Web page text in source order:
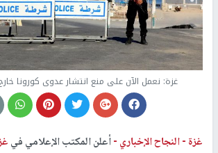
غزة: نعمل الآن على منع انتشار عدوى كورونا
غزة -النجاح الإخباري -أعلن المكتب الإعلامي في